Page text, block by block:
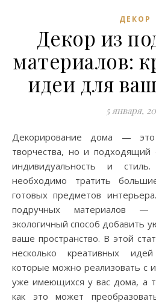
ДЕКОР
Декор из
материалов:
идеи для
5 января,
Декорирование дома — это не только радость
творчества, но и подходящий
индивидуальность и
необходимо тратить
готовых предметов
подручных материалов
экологичный способ добавить
ваше пространство. В этой
несколько креативных
которые можно реализовать с
уже имеющихся у вас дома, а
как это может